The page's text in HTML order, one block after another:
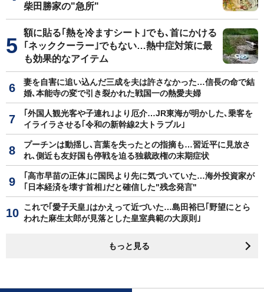
柴田勝家の"急所"
額に貼る｢熱を冷ますシート｣でも､首にかける
｢ネッククーラー｣でもない…熱中症対策に最
も効果的なアイテム
妻を自害に追い込んだ三成を夫は許さなかった…信長の命で結
婚､本能寺の変で引き裂かれた戦国一の熱愛夫婦
｢外国人観光客や子連れ｣より厄介…JR東海が明かした､乗客を
イライラさせる｢令和の新幹線2大トラブル｣
プーチンは動揺し､言葉を失ったとの指摘も…習近平に見放さ
れ､側近も友好国も停戦を迫る独裁政権の末期症状
｢高市早苗の正体｣に国民より先に気づいていた…海外投資家が
｢日本経済を壊す首相｣だと確信した"残念発言"
これで｢愛子天皇｣はかえって近づいた…島田裕巳｢野望にとら
われた麻生太郎が見落とした皇室典範の大原則｣
もっと見る